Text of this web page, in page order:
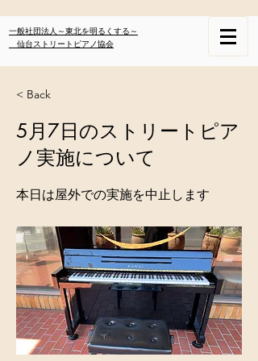
一般社団法人～東北を明るくする～
仙台ストリートピアノ協会
< Back
5月7日のストリートピア
ノ実施について
本日は屋外での実施を中止します